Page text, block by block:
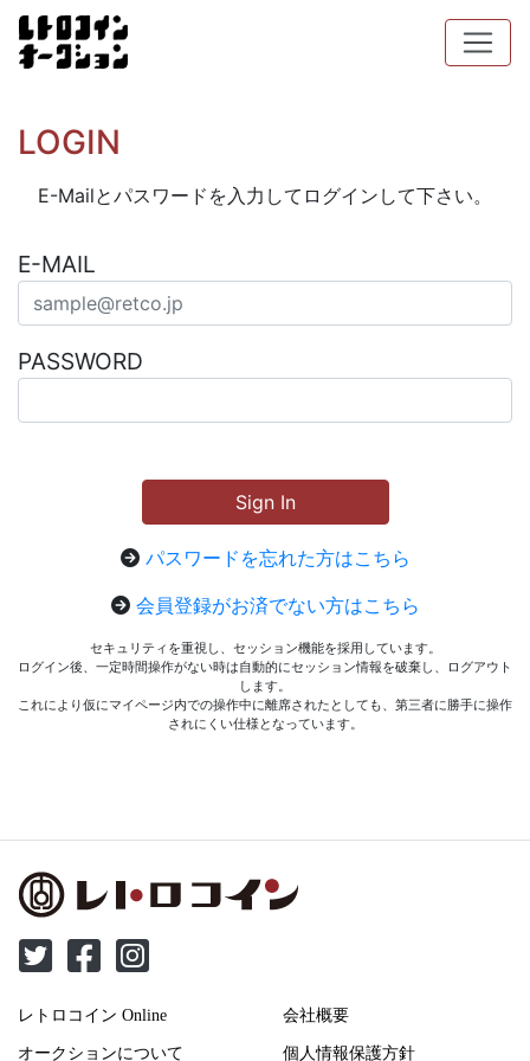
LOGIN
E-Mailとパスワードを入力してログインして下さい。
E-MAIL
PASSWORD
Sign In
パスワードを忘れた方はこちら
会員登録がお済でない方はこちら
セキュリティを重視し、セッション機能を採用しています。
ログイン後、一定時間操作がない時は自動的にセッション情報を破棄し、ログアウト
します。
これにより仮にマイページ内での操作中に離席されたとしても、第三者に勝手に操作
されにくい仕様となっています。
レトロコイン Online
オークションについて
会社概要
個人情報保護方針